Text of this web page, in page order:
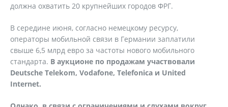
должна охватить 20 крупнейших городов ФРГ.
В середине июня, согласно немецкому ресурсу,
операторы мобильной связи в Германии заплатили
свыше 6,5 млрд евро за частоты нового мобильного
стандарта. В аукционе по продажам участвовали
Deutsche Telekom, Vodafone, Telefonica и United
Internet.